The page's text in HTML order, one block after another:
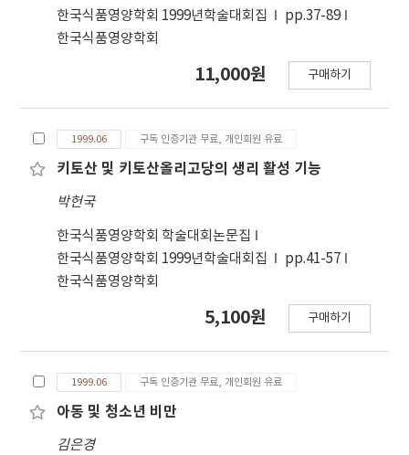
한국식품영양학회 1999년학술대회집
pp.37-89
한국식품영양학회
11,000원 구매하기
1999.06 구독 인증기관 무료, 개인회원 유료
키토산 및 키토산올리고당의 생리 활성 기능
박헌국
한국식품영양학회 학술대회논문집
한국식품영양학회 1999년학술대회집
pp.41-57
한국식품영양학회
5,100원 구매하기
1999.06 구독 인증기관 무료, 개인회원 유료
아동 및 청소년 비만
김은경